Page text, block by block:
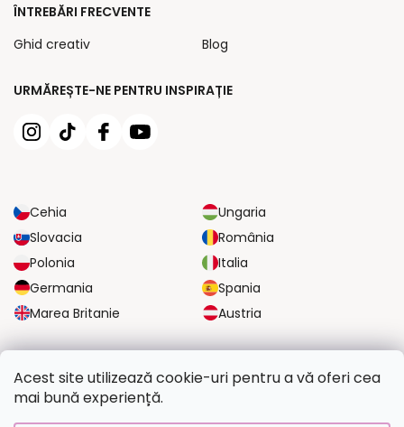
Acest site utilizează cookie-uri pentru a vă oferi cea
mai bună experiență.
URMĂREȘTE-NE PENTRU INSPIRAȚIE
Cehia
Ungaria
Slovacia
România
Polonia
Italia
Germania
Spania
Marea Britanie
Austria
ÎNTREBĂRI FRECVENTE
Ghid creativ
Blog